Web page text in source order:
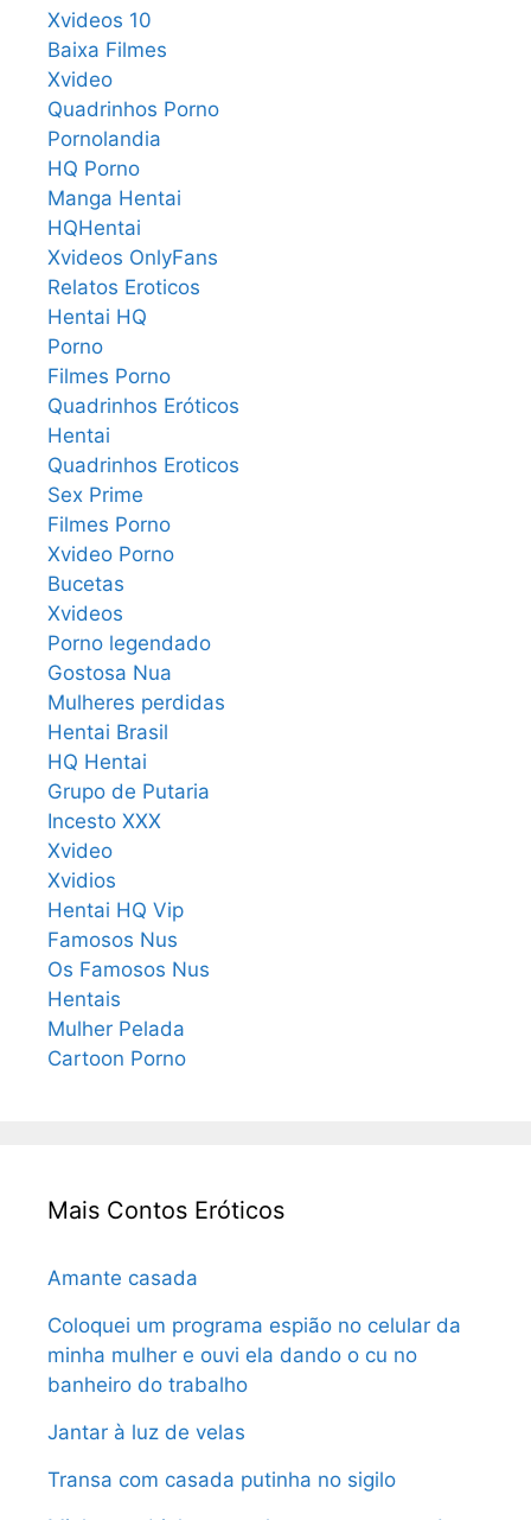
Xvideos 10
Baixa Filmes
Xvideo
Quadrinhos Porno
Pornolandia
HQ Porno
Manga Hentai
HQHentai
Xvideos OnlyFans
Relatos Eroticos
Hentai HQ
Porno
Filmes Porno
Quadrinhos Eróticos
Hentai
Quadrinhos Eroticos
Sex Prime
Filmes Porno
Xvideo Porno
Bucetas
Xvideos
Porno legendado
Gostosa Nua
Mulheres perdidas
Hentai Brasil
HQ Hentai
Grupo de Putaria
Incesto XXX
Xvideo
Xvidios
Hentai HQ Vip
Famosos Nus
Os Famosos Nus
Hentais
Mulher Pelada
Cartoon Porno
Mais Contos Eróticos
Amante casada
Coloquei um programa espião no celular da
minha mulher e ouvi ela dando o cu no
banheiro do trabalho
Jantar à luz de velas
Transa com casada putinha no sigilo